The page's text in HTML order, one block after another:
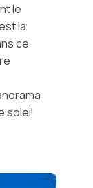
le
la
ce
soleil